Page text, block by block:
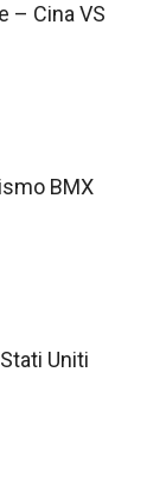
– Cina VS
BMX
Uniti